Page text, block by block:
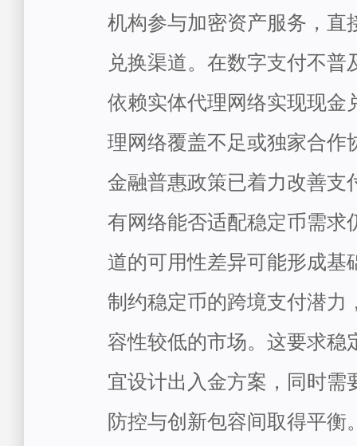
机构参与加密资产服务，直
兑换渠道。在数字支付不普
依赖实体代理网络实现现金
理网络覆盖不足或独家合作
金融普惠政策已着力改善支
有网络能否适配稳定币需求
道的可用性差异可能形成基
制约稳定币的跨境支付潜力
容性较低的市场。这要求稳
宜设计出入金方案，同时需
防控与创新包容间取得平衡